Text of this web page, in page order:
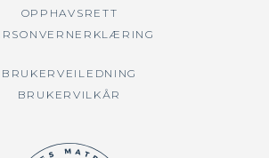
OPPHAVSRETT
BRUKERVEILEDNING
BRUKERVILKÅR